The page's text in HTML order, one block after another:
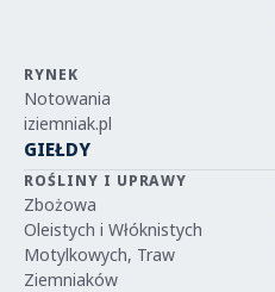
RYNEK
Notowania
iziemniak.pl
GIEŁDY
ROŚLINY I UPRAWY
Zbożowa
Oleistych i Włóknistych
Motylkowych, Traw
Ziemniaków